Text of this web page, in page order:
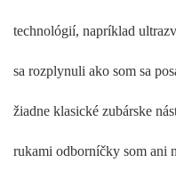
technológií, napríklad
sa rozplynuli ako som sa
žiadne klasické zubárske
rukami odborníčky som ani